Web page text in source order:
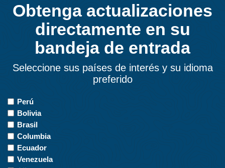
Obtenga actualizaciones
directamente en su
bandeja de entrada
Seleccione sus países de interés y su idioma
preferido
Countries
of
Interest
Perú
Bolivia
Brasil
Columbia
Ecuador
Venezuela